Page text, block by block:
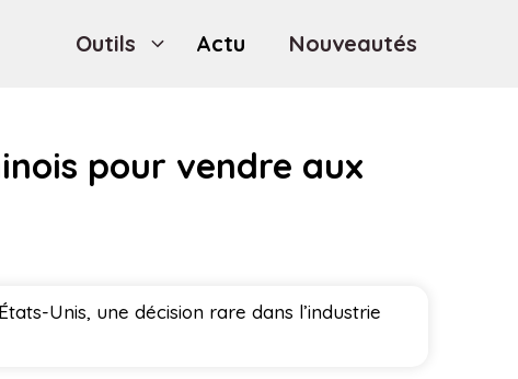
Outils Actu Nouveautés
pour vendre aux
Unis, une décision rare dans l’industrie